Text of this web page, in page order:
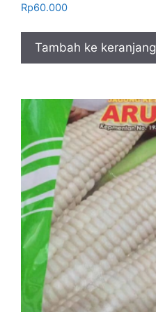
Rp60.000
Tambah ke keranjang